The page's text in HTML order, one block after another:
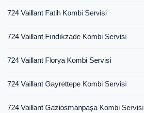
724 Vaillant Fatih Kombi Servisi
724 Vaillant Fındıkzade Kombi Servisi
724 Vaillant Florya Kombi Servisi
724 Vaillant Gayrettepe Kombi Servisi
724 Vaillant Gaziosmanpaşa Kombi Servisi